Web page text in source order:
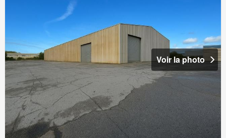
Voir la photo